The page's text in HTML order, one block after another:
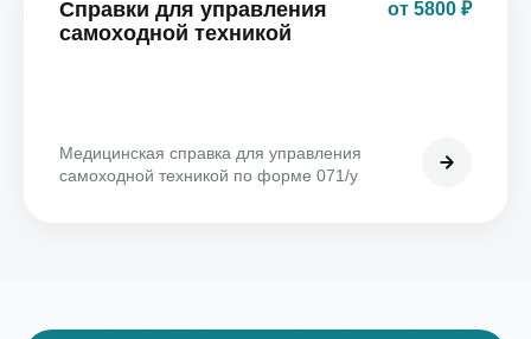
Справки для управления
самоходной техникой
от 5800 ₽
Медицинская справка для управления
самоходной техникой по форме 071/у